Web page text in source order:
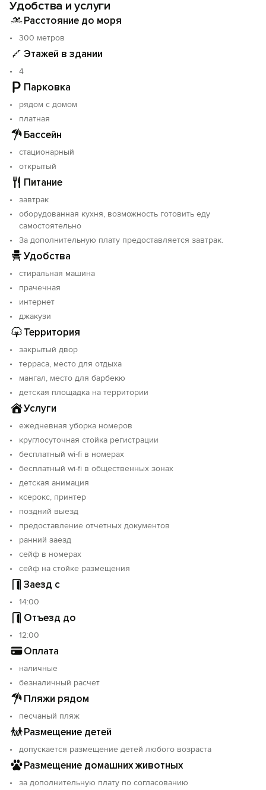
помощью профессиональной химии.
нас интересная детская анимационная программа для
детей любого возраста. Малыши будут в восторге от
детской игровой площадки, безопасной зоны, где
есть спа бассейн с гидромассажем. Эта территория
абсолютно безопасна, а также познавательна.
Включены забавные игры и мастер-классы.
Объект прошёл классификацию. Номер реестровой
Удобства и услуги
Расстояние до моря
300 метров
Этажей в здании
4
Парковка
рядом с домом
платная
Бассейн
стационарный
открытый
Питание
завтрак
оборудованная кухня, возможность готовить еду
самостоятельно
За дополнительную плату предоставляется завтрак.
Удобства
стиральная машина
прачечная
интернет
джакузи
Территория
закрытый двор
терраса, место для отдыха
мангал, место для барбекю
детская площадка на территории
Услуги
ежедневная уборка номеров
круглосуточная стойка регистрации
бесплатный wi-fi в номерах
бесплатный wi-fi в общественных зонах
детская анимация
ксерокс, принтер
поздний выезд
предоставление отчетных документов
ранний заезд
сейф в номерах
сейф на стойке размещения
Заезд с
14:00
Отъезд до
12:00
Оплата
наличные
безналичный расчет
Пляжи рядом
песчаный пляж
Размещение детей
допускается размещение детей любого возраста
Размещение домашних животных
за дополнительную плату по согласованию